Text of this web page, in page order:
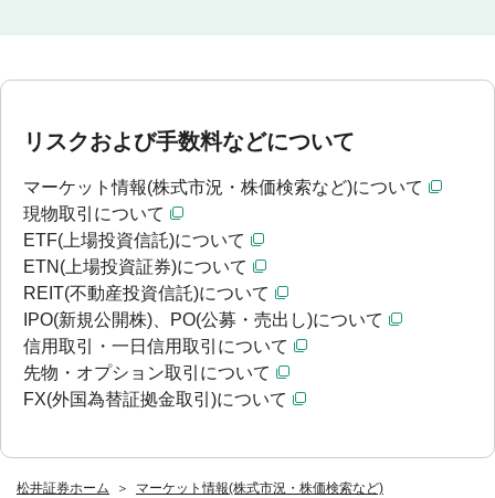
松井証券ホーム
マーケット情報(株式市況・株価検索など)
リスクおよび手数料などについて
マーケット情報(株式市況・株価検索など)について
現物取引について
ETF(上場投資信託)について
ETN(上場投資証券)について
REIT(不動産投資信託)について
IPO(新規公開株)、PO(公募・売出し)について
信用取引・一日信用取引について
先物・オプション取引について
FX(外国為替証拠金取引)について